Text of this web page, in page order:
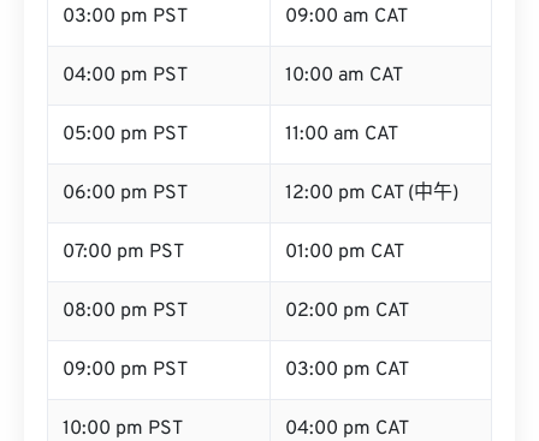
03:00 pm PST 09:00 am CAT
04:00 pm PST 10:00 am CAT
05:00 pm PST 11:00 am CAT
06:00 pm PST 12:00 pm CAT (中午)
07:00 pm PST 01:00 pm CAT
08:00 pm PST 02:00 pm CAT
09:00 pm PST 03:00 pm CAT
10:00 pm PST 04:00 pm CAT